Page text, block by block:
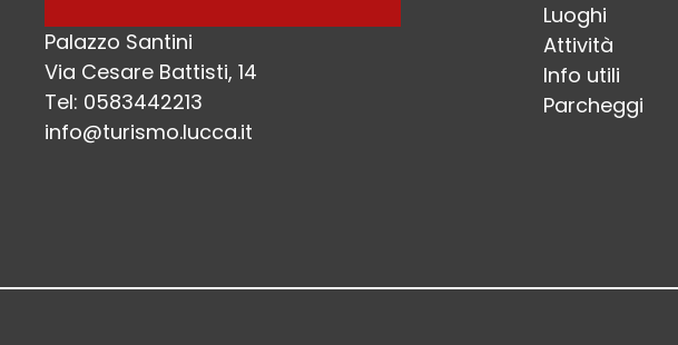
Palazzo Santini
Via Cesare Battisti, 14
Tel: 0583442213
info@turismo.lucca.it
Luoghi
Attività
Info utili
Parcheggi